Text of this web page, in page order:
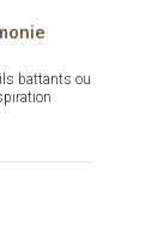
battants ou